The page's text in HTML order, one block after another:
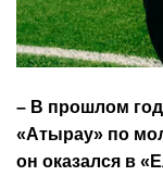
– В прошлом
«Атырау» по
он оказался в